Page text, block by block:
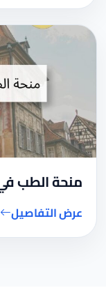
منحة الطب
عرض التفاصيل